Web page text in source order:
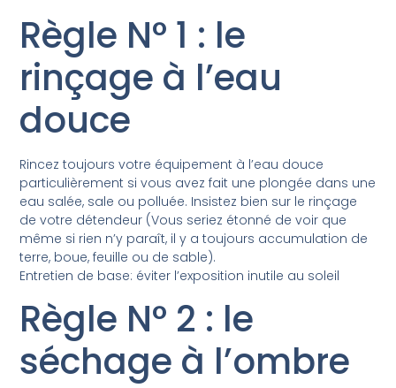
Règle N° 1 : le
rinçage à l’eau
douce
Rincez toujours votre équipement à l’eau douce
particulièrement si vous avez fait une plongée dans une
eau salée, sale ou polluée. Insistez bien sur le rinçage
de votre détendeur (Vous seriez étonné de voir que
même si rien n’y paraît, il y a toujours accumulation de
terre, boue, feuille ou de sable).
Entretien de base: éviter l’exposition inutile au soleil
Règle N° 2 : le
séchage à l’ombre